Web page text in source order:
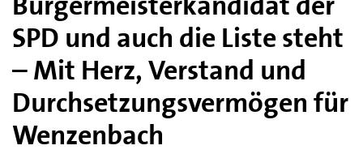
SPD und auch die Liste steht
– Mit Herz, Verstand und
Durchsetzungsvermögen für
Wenzenbach